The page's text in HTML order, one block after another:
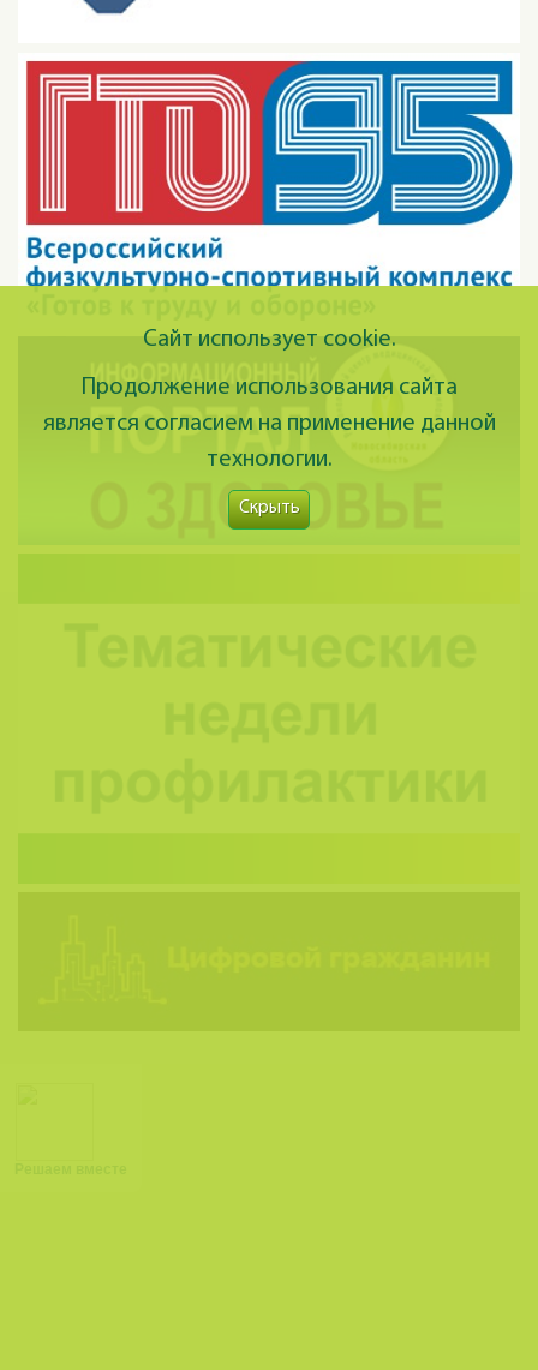
Сайт использует cookie.
Продолжение использования сайта
является согласием на применение данной
технологии.
Скрыть